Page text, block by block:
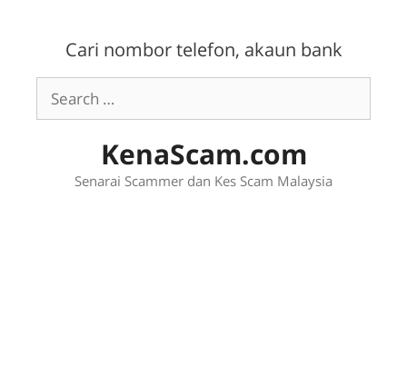
Cari nombor telefon, akaun bank
Search
for:
KenaScam.com
Senarai Scammer dan Kes Scam Malaysia